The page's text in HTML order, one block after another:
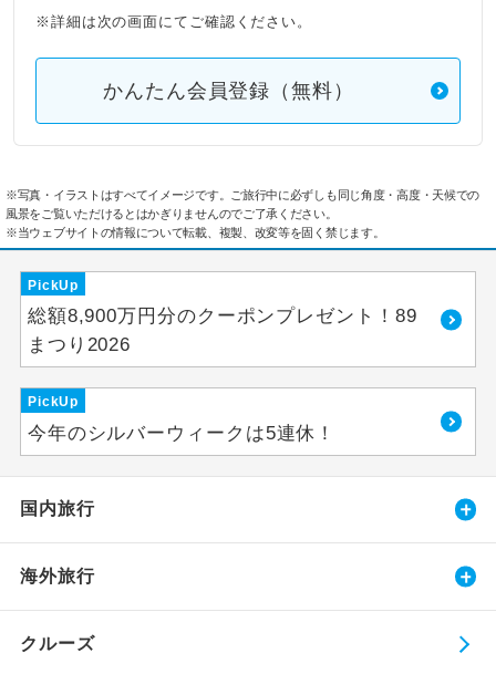
※詳細は次の画面にてご確認ください。
かんたん会員登録（無料）
※写真・イラストはすべてイメージです。ご旅行中に必ずしも同じ角度・高度・天候での
風景をご覧いただけるとはかぎりませんのでご了承ください。
※当ウェブサイトの情報について転載、複製、改変等を固く禁じます。
PickUp
総額8,900万円分のクーポンプレゼント！89
まつり2026
PickUp
今年のシルバーウィークは5連休！
国内旅行
海外旅行
クルーズ